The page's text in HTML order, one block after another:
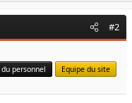
#2
personnel Equipe du site